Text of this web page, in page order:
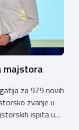
majstora
za 929 novih
zvanje u
ispita u